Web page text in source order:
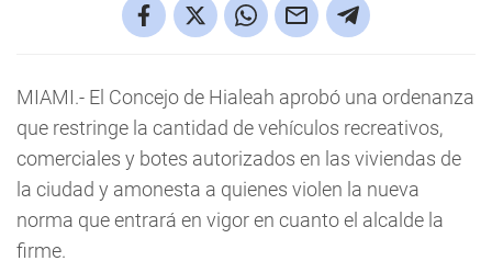
MIAMI.- El Concejo de Hialeah aprobó una ordenanza
que restringe la cantidad de vehículos recreativos,
comerciales y botes autorizados en las viviendas de
la ciudad y amonesta a quienes violen la nueva
norma que entrará en vigor en cuanto el alcalde la
firme.